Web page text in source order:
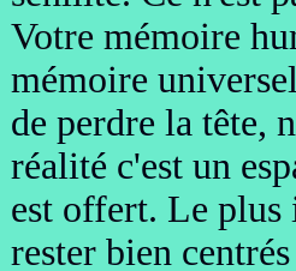
Votre mémoire
mémoire
de perdre la tête,
réalité c'est un
est offert. Le plus
rester bien